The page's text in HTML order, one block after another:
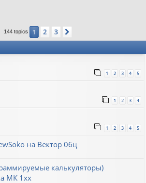
144 topics 1 2 3
1 2 3 4 5
1 2 3 4
1 2 3 4 5
на Вектор 06ц
калькуляторы)
МК 1хх